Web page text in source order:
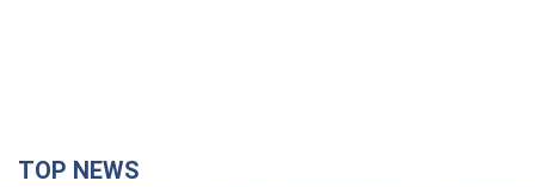
TOP NEWS